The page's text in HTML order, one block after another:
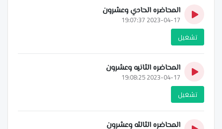
المحاضره الحادي وعشرون
2023-04-17 19:07:37
تشغيل
المحاضره الثانيه وعشرون
2023-04-17 19:08:25
تشغيل
المحاضره الثالثه وعشرون